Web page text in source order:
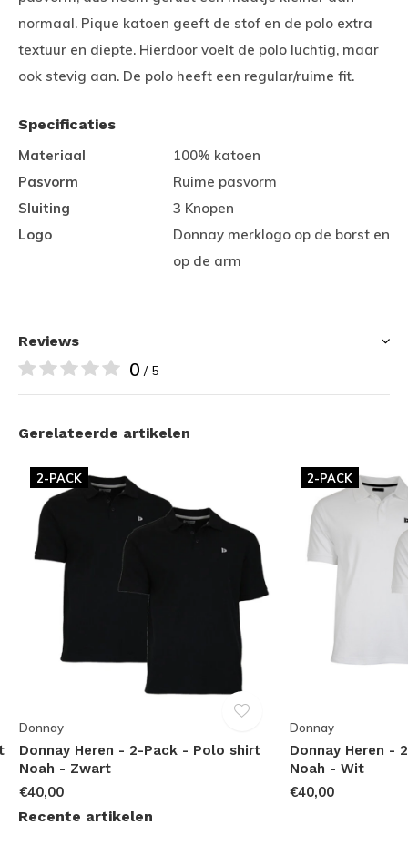
normaal. Pique katoen geeft de stof en de polo extra
textuur en diepte. Hierdoor voelt de polo luchtig, maar
ook stevig aan. De polo heeft een regular/ruime fit.
Specificaties
Materiaal
100% katoen
Pasvorm
Ruime pasvorm
Sluiting
3 Knopen
Logo
Donnay merklogo op de borst en
op de arm
Reviews
0 / 5
Gerelateerde artikelen
2-PACK
Donnay
Donnay Heren - 2-Pack - Polo shirt
Noah - Zwart
€40,00
2-PACK
Donnay
Donnay Heren -
Noah - Wit
€40,00
Recente artikelen